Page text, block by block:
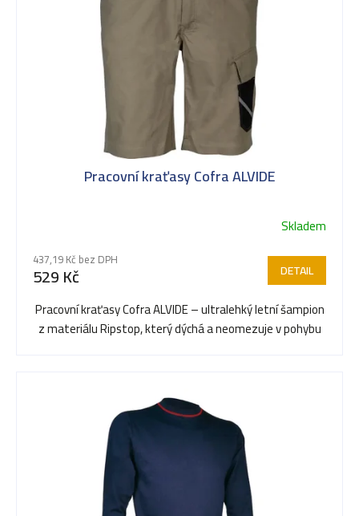
Pracovní kraťasy Cofra ALVIDE
Skladem
437,19 Kč bez DPH
529 Kč DETAIL
Pracovní kraťasy Cofra ALVIDE – ultralehký letní šampion
z materiálu Ripstop, který dýchá a neomezuje v pohybu